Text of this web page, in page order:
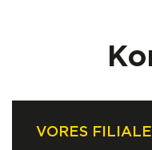
VORES